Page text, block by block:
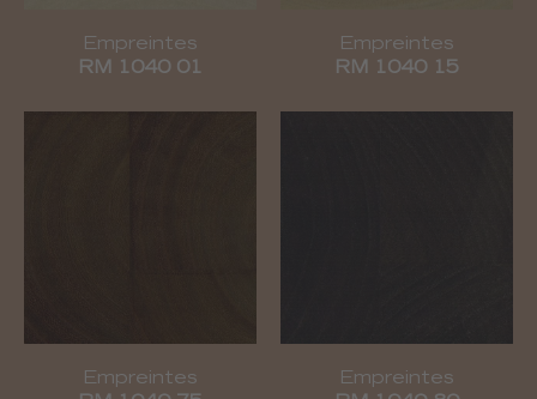
Empreintes
RM 1040 01
Empreintes
RM 1040 15
Empreintes
Empreintes